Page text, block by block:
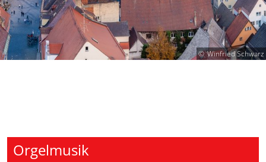
Winfried Schwarz
Orgelmusik